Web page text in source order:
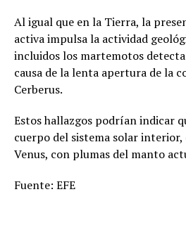
Al igual que en la Tierra, la
activa impulsa la actividad
incluidos los martemotos
causa de la lenta apertura de la
Cerberus.
Estos hallazgos podrían indicar
cuerpo del sistema solar interior,
Venus, con plumas del manto
Fuente: EFE